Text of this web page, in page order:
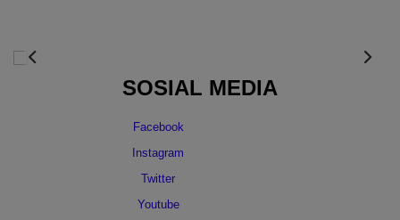
SOSIAL MEDIA
Facebook
Instagram
Twitter
Youtube